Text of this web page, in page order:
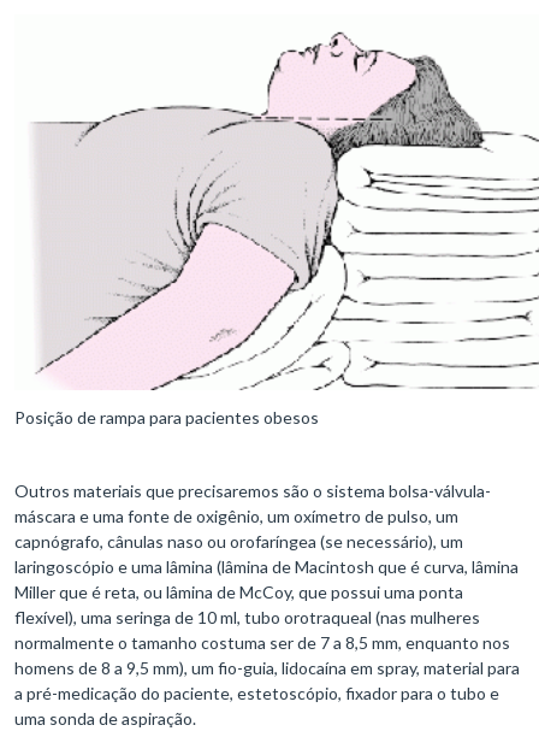
Posição de rampa para pacientes obesos
Outros materiais que precisaremos são o sistema bolsa-válvula-
máscara e uma fonte de oxigênio, um oxímetro de pulso, um
capnógrafo, cânulas naso ou orofaríngea (se necessário), um
laringoscópio e uma lâmina (lâmina de Macintosh que é curva, lâmina
Miller que é reta, ou lâmina de McCoy, que possui uma ponta
flexível), uma seringa de 10 ml, tubo orotraqueal (nas mulheres
normalmente o tamanho costuma ser de 7 a 8,5 mm, enquanto nos
homens de 8 a 9,5 mm), um fio-guia, lidocaína em spray, material para
a pré-medicação do paciente, estetoscópio, fixador para o tubo e
uma sonda de aspiração.